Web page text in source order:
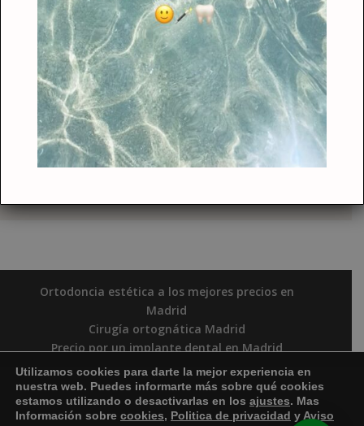
- ¿Qué Puedo esperar en mi
primera visita?
- ¿Tenéis especialistas en cada
tratamiento?
- ¿En qué está especializada a
clínica?
Ortodoncia estética a los mejores precios en
Madrid
Cirugía ortognática Madrid
Precio por un implante dental en Madrid
Ortodoncia invisible Madrid
Periodoncista en Madrid
Politica de Privacidad
Política de cookies
Aviso Legal
Utilizamos cookies para darte la mejor experiencia en
nuestra web. Puedes informarte más sobre qué cookies
estamos utilizando o desactivarlas en los ajustes. Mas
Información sobre cookies, Politica de privacidad y Aviso